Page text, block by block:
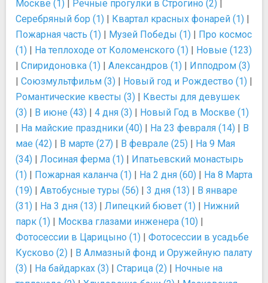
Москве (1) | Речные прогулки в Строгино (2) |
Серебряный бор (1) | Квартал красных фонарей (1) |
Пожарная часть (1) | Музей Победы (1) | Про космос
(1) | На теплоходе от Коломенского (1) | Новые (123)
| Спиридоновка (1) | Александров (1) | Ипподром (3)
| Союзмультфильм (3) | Новый год и Рождество (1) |
Романтические квесты (3) | Квесты для девушек
(3) | В июне (43) | 4 дня (3) | Новый Год в Москве (1)
| На майские праздники (40) | На 23 февраля (14) | В
мае (42) | В марте (27) | В феврале (25) | На 9 Мая
(34) | Лосиная ферма (1) | Ипатьевский монастырь
(1) | Пожарная каланча (1) | На 2 дня (60) | На 8 Марта
(19) | Автобусные туры (56) | 3 дня (13) | В январе
(31) | На 3 дня (13) | Липецкий бювет (1) | Нижний
парк (1) | Москва глазами инженера (10) |
Фотосессии в Царицыно (1) | Фотосессии в усадьбе
Кусково (2) | В Алмазный фонд и Оружейную палату
(3) | На байдарках (3) | Старица (2) | Ночные на